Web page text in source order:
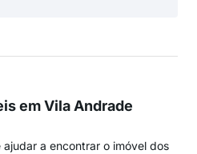
em Vila Andrade
a encontrar o imóvel dos